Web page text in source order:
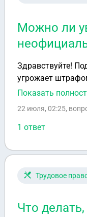
Можно ли
Здравствуйте! Подскажите, пожалуйста, в ситуации Хочу уволиться одним днём, работодатель
угрожает штрафом 20.000₽. Работаю неофициально Имею ли я
за отработанное
Показать
22 июля, 02:25,
1 ответ
Трудовое
Что